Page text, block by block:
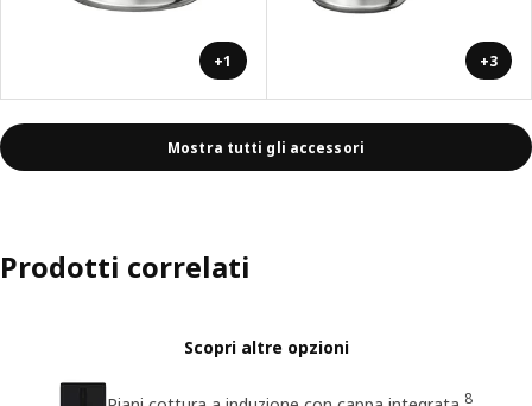
+1 +3
Mostra tutti gli accessori
Prodotti correlati
Scopri altre opzioni
8